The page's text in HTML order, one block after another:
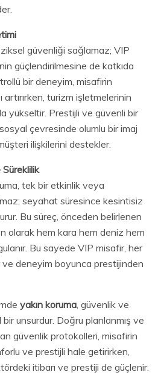
güvenliği sağlamaz; VIP
güçlendirilmesine de katkıda
bir deneyim, misafirin
artırırken, turizm işletmelerinin
yükseltir. Prestijli ve güvenli bir
çevresinde olumlu bir imaj
ilişkilerini destekler.
tek bir etkinlik veya
seyahat süresince kesintisiz
Bu süreç, önceden belirlenen
olarak hem kara hem deniz hem
Bu sayede VIP misafir, her
ve deneyim boyunca prestijinden
yakın koruma, güvenlik ve
unsurdur. Doğru planlanmış ve
güvenlik protokolleri, misafirin
ve prestijli hale getirirken,
itibarı ve prestiji de güçlenir.